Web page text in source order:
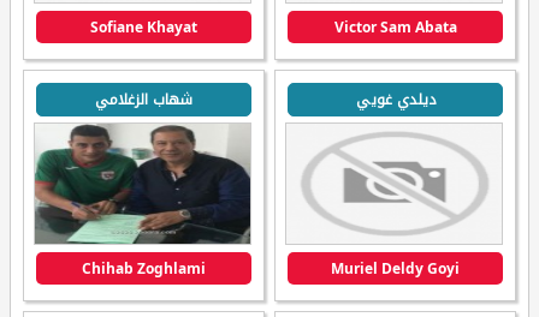
Victor Sam Abata
Sofiane Khayat
ديلدي غويي
Muriel Deldy Goyi
شهاب الزغلامي
Chihab Zoghlami